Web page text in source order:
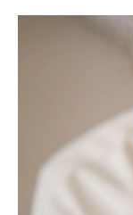
moda & ljepota